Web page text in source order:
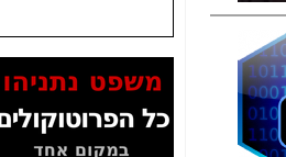
Yes (תיק 4000)
מוכיחים "תפירת תיק"
לאיש הלא נכון! - כאן